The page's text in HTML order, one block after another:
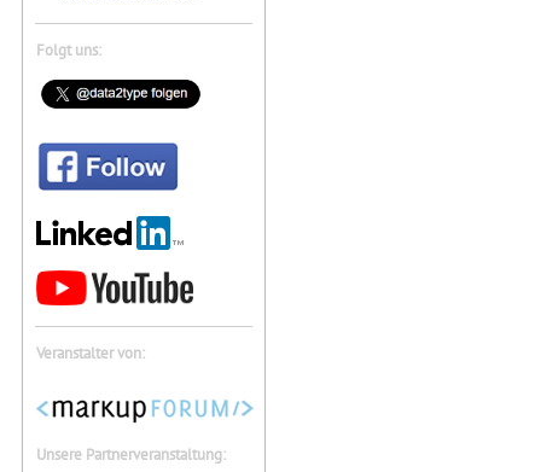
Folgt uns:
Veranstalter von:
Unsere Partnerveranstaltung: